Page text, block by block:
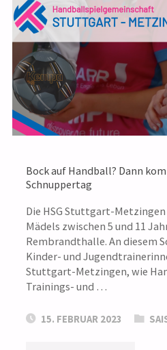
Bock auf Handball? Dann
Schnuppertag
Die HSG Stuttgart-Metzingen
Mädels zwischen 5 und 11
Rembrandthalle. An diesem
Kinder- und
Stuttgart-Metzingen, wie
Trainings- und …
15. FEBRUAR 2023